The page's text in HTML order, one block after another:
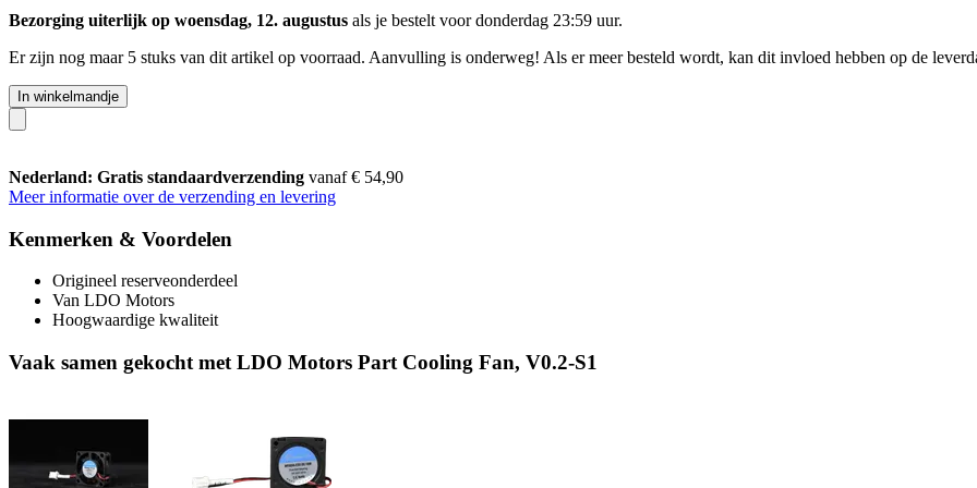
Bezorging uiterlijk op woensdag, 12. augustus als je bestelt voordonderdag 23:59 uur.
Er zijn nog maar 5 stuks van dit artikel op voorraad. Aanvulling is onderweg! Als er meer besteld wordt, kan dit invloed hebben op de
In winkelmandje
Nederland: Gratis standaardverzending vanaf € 54,90
Meer informatie over de verzending en levering
Kenmerken & Voordelen
Origineel reserveonderdeel
Van LDO Motors
Hoogwaardige kwaliteit
Vaak samen gekocht met LDO Motors Part Cooling Fan, V0.2-S1